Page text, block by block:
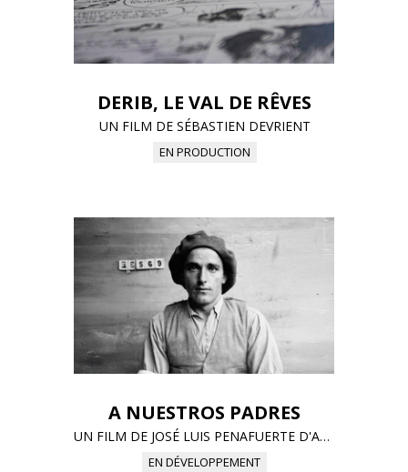
DERIB, LE VAL DE RÊVES
UN FILM DE SÉBASTIEN DEVRIENT
EN PRODUCTION
A NUESTROS PADRES
UN FILM DE JOSÉ LUIS PENAFUERTE D'APRÈS L'ŒUVRE DE CAROLINE LAMARCHE
EN DÉVELOPPEMENT